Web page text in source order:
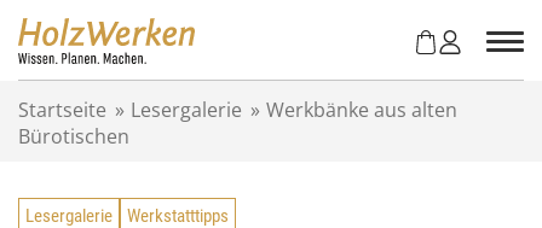
Startseite » Lesergalerie » Werkbänke aus alten
Bürotischen
Lesergalerie Werkstatttipps